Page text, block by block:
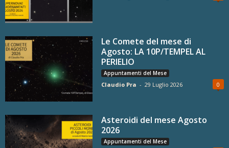
Le Comete del mese di
Agosto: LA 10P/TEMPEL AL
PERIELIO
Appuntamenti del Mese
Claudio Pra - 29 Luglio 2026 0
Asteroidi del mese Agosto
2026
Appuntamenti del Mese